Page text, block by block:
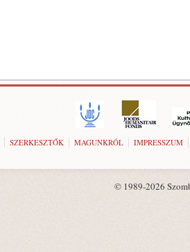
SZERKESZTŐK MAGUNKRÓL IMPRESSZUM
© 1989-2026